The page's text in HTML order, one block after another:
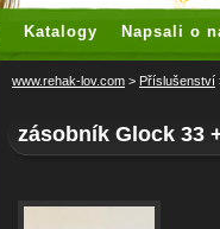
Katalogy Napsali o
www.rehak-lov.com > Příslušenství
zásobník Glock 33